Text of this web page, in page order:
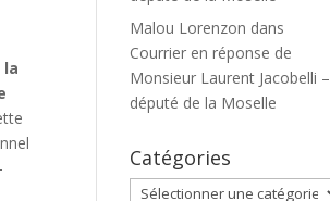
la
Malou Lorenzon dans
Courrier en réponse de
Monsieur Laurent Jacobelli –
député de la Moselle
Catégories
Catégories